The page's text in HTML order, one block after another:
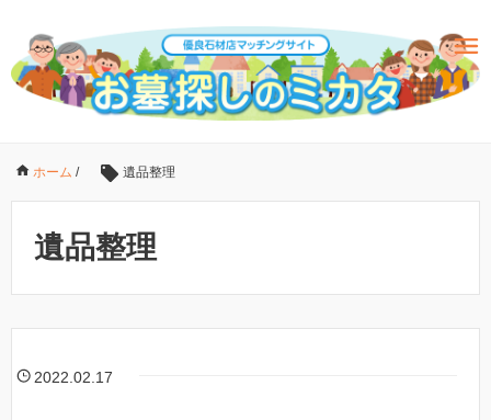
ホーム / 遺品整理
遺品整理
2022.02.17